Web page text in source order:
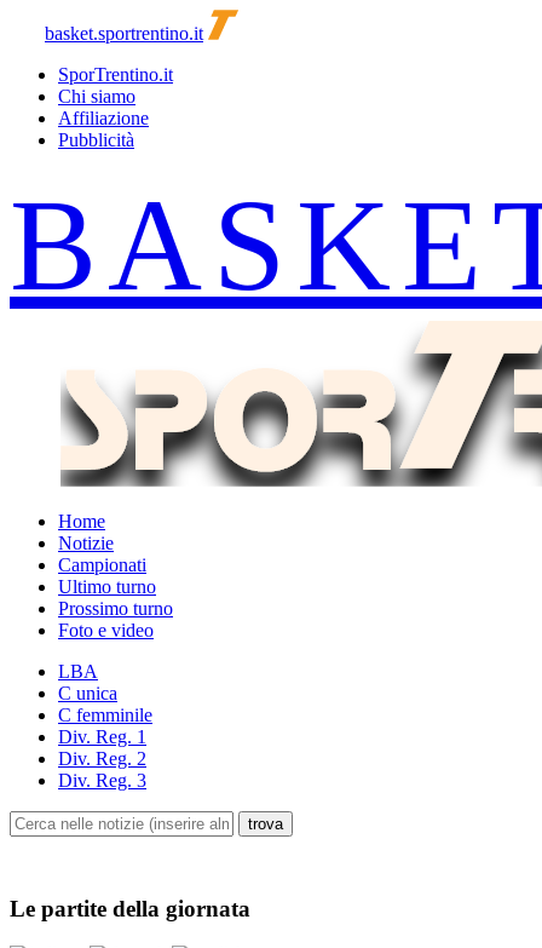
basket.sportrentino.it
SporTrentino.it
Chi siamo
Affiliazione
Pubblicità
Home
Notizie
Campionati
Ultimo turno
Prossimo turno
Foto e video
LBA
C unica
C femminile
Div. Reg. 1
Div. Reg. 2
Div. Reg. 3
Le partite della giornata